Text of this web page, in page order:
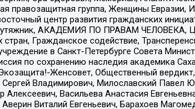
группа, Женщины Евразии,
центр развития гражданских
АКАДЕМИЯ ПО ПРАВАМ ЧЕЛОВЕКА,
Гражданское содействие,
в Санкт-Петербурге Совета
по сохранению наследия академика
Женсовет, Общественный
Владимирович, Милославский Павел
Васильева Анастасия
Виталий Евгеньевич, Барахоев